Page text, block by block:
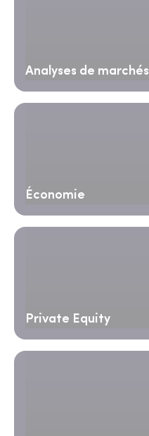
Analyses de marchés
Économie
Private Equity